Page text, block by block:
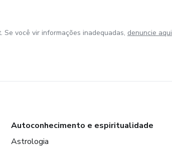
você vir informações inadequadas, denuncie aqui
Autoconhecimento e espiritualidade
Astrologia